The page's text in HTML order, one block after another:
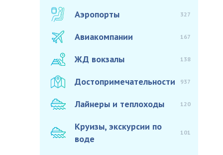
Аэропорты 327
Авиакомпании 167
ЖД вокзалы 138
Достопримечательности 937
Лайнеры и теплоходы 120
Круизы, экскурсии по
воде
101